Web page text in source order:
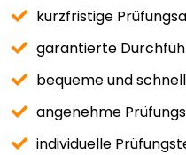
kurzfristige
garantierte
bequeme und
angenehme
individuelle